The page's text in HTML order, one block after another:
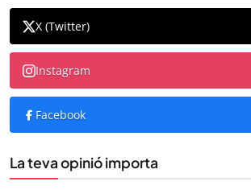
X (Twitter)
Instagram
Facebook
La teva opinió importa